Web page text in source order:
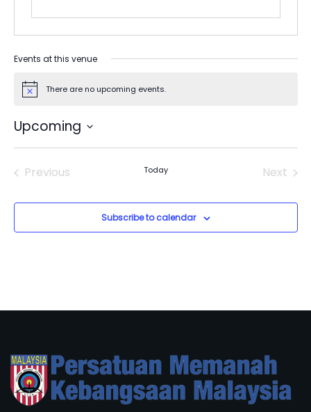
Events at this venue
Notice There are no upcoming events.
Upcoming
Previous
Today
Next
Subscribe to calendar